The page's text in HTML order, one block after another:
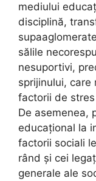
mediului
disciplină,
sălile
nesuportivi,
sprijinului,
factorii de
De asemenea,
educațional la
factorii sociali
rând și cei
generale ale